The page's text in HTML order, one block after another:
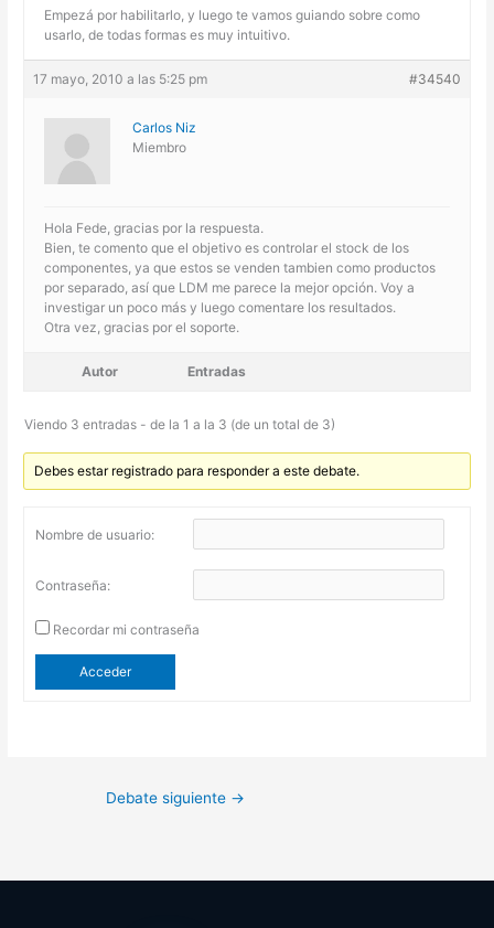
Empezá por habilitarlo, y luego te vamos guiando sobre como
usarlo, de todas formas es muy intuitivo.
17 mayo, 2010 a las 5:25 pm #34540
Carlos Niz
Miembro
Hola Fede, gracias por la respuesta.
Bien, te comento que el objetivo es controlar el stock de los
componentes, ya que estos se venden tambien como productos
por separado, así que LDM me parece la mejor opción. Voy a
investigar un poco más y luego comentare los resultados.
Otra vez, gracias por el soporte.
Autor Entradas
Viendo 3 entradas - de la 1 a la 3 (de un total de 3)
Debes estar registrado para responder a este debate.
Nombre de usuario:
Contraseña:
Recordar mi contraseña
Acceder
Debate siguiente →